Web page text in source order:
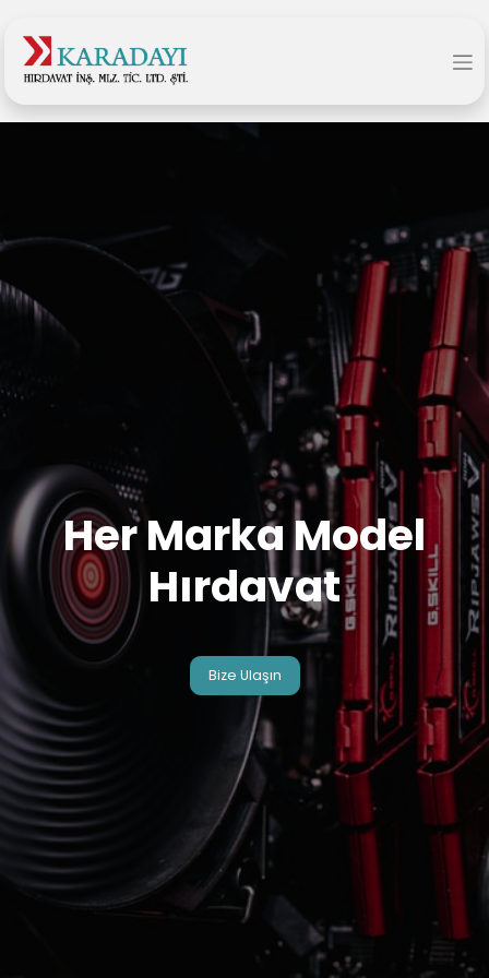
Her Marka Model
Hırdavat
Bize Ulaşın